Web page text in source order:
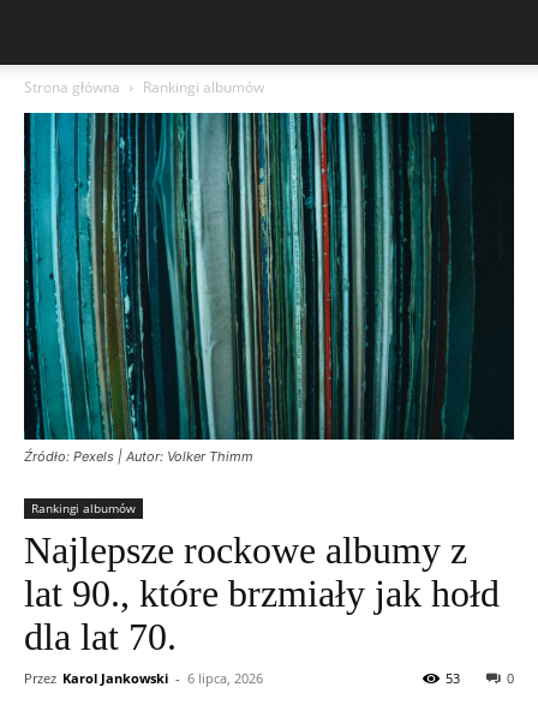
Strona główna Rankingi albumów
Źródło: Pexels | Autor: Volker Thimm
Rankingi albumów
Najlepsze rockowe albumy z
lat 90., które brzmiały jak hołd
dla lat 70.
Przez Karol Jankowski - 6 lipca, 2026 0
53